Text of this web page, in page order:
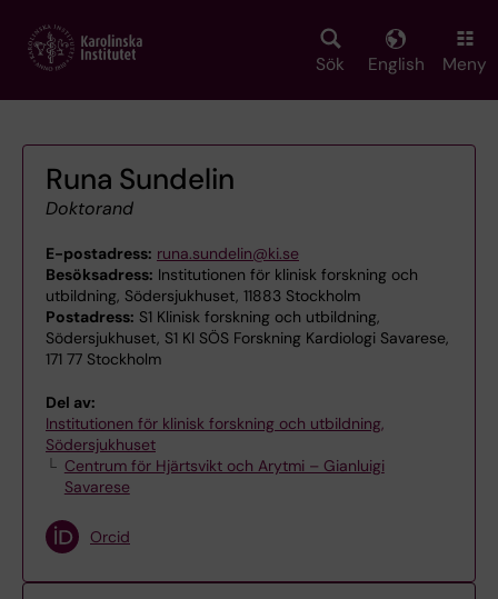
main
Sök English Meny
Runa Sundelin
Doktorand
E-postadress: runa.sundelin@ki.se
Besöksadress: Institutionen för klinisk forskning och
utbildning, Södersjukhuset, 11883 Stockholm
Postadress: S1 Klinisk forskning och utbildning,
Södersjukhuset, S1 KI SÖS Forskning Kardiologi Savarese,
171 77 Stockholm
Del av:
Institutionen för klinisk forskning och utbildning,
Södersjukhuset
Centrum för Hjärtsvikt och Arytmi – Gianluigi
Savarese
Orcid